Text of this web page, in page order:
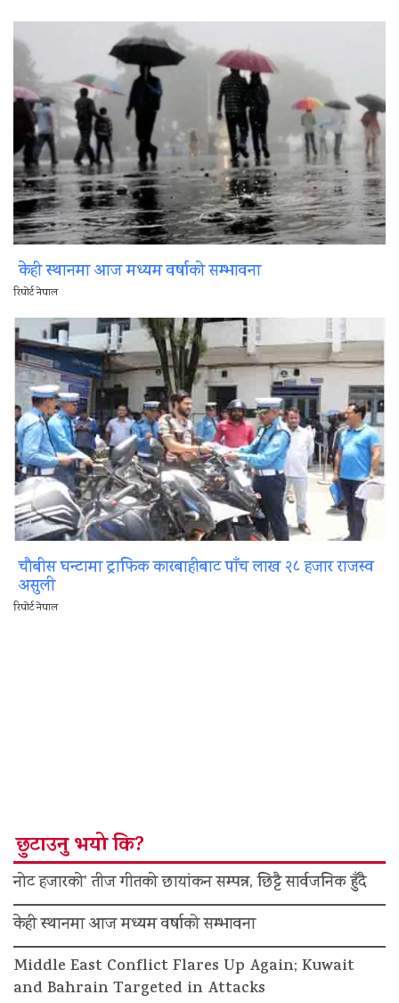
केही स्थानमा आज मध्यम वर्षाको सम्भावना
रिपोर्ट नेपाल
चौबीस घन्टामा ट्राफिक कारबाहीबाट पाँच लाख २८ हजार राजस्व
असुली
रिपोर्ट नेपाल
छुटाउनु भयो कि?
नोट हजारको’ तीज गीतको छायांकन सम्पन्न, छिट्टै सार्वजनिक हुँदै
केही स्थानमा आज मध्यम वर्षाको सम्भावना
Middle East Conflict Flares Up Again; Kuwait
and Bahrain Targeted in Attacks